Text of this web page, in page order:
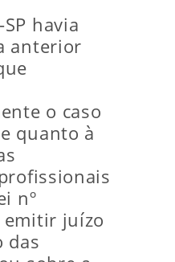
havia
anterior
o caso
quanto à
nº
emitir juízo
das